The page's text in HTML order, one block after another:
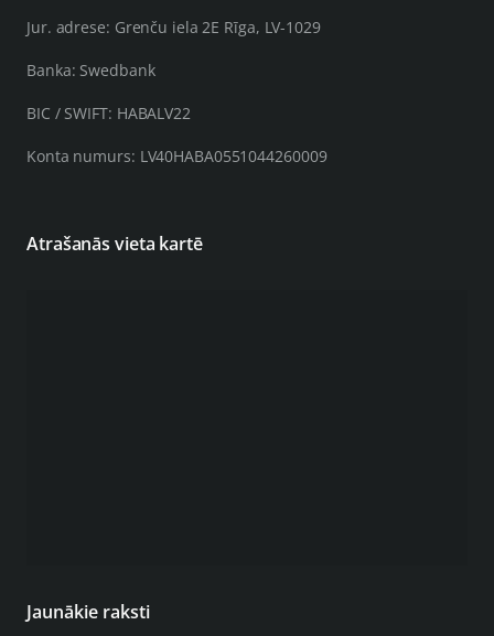
Jur. adrese: Grenču iela 2E Rīga, LV-1029
Banka: Swedbank
BIC / SWIFT: HABALV22
Konta numurs: LV40HABA0551044260009
Atrašanās vieta kartē
Jaunākie raksti